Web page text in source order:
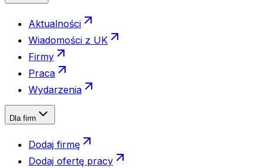
Aktualności
Wiadomości z UK
Firmy
Praca
Wydarzenia
Dla firm
Dodaj firmę
Dodaj ofertę pracy